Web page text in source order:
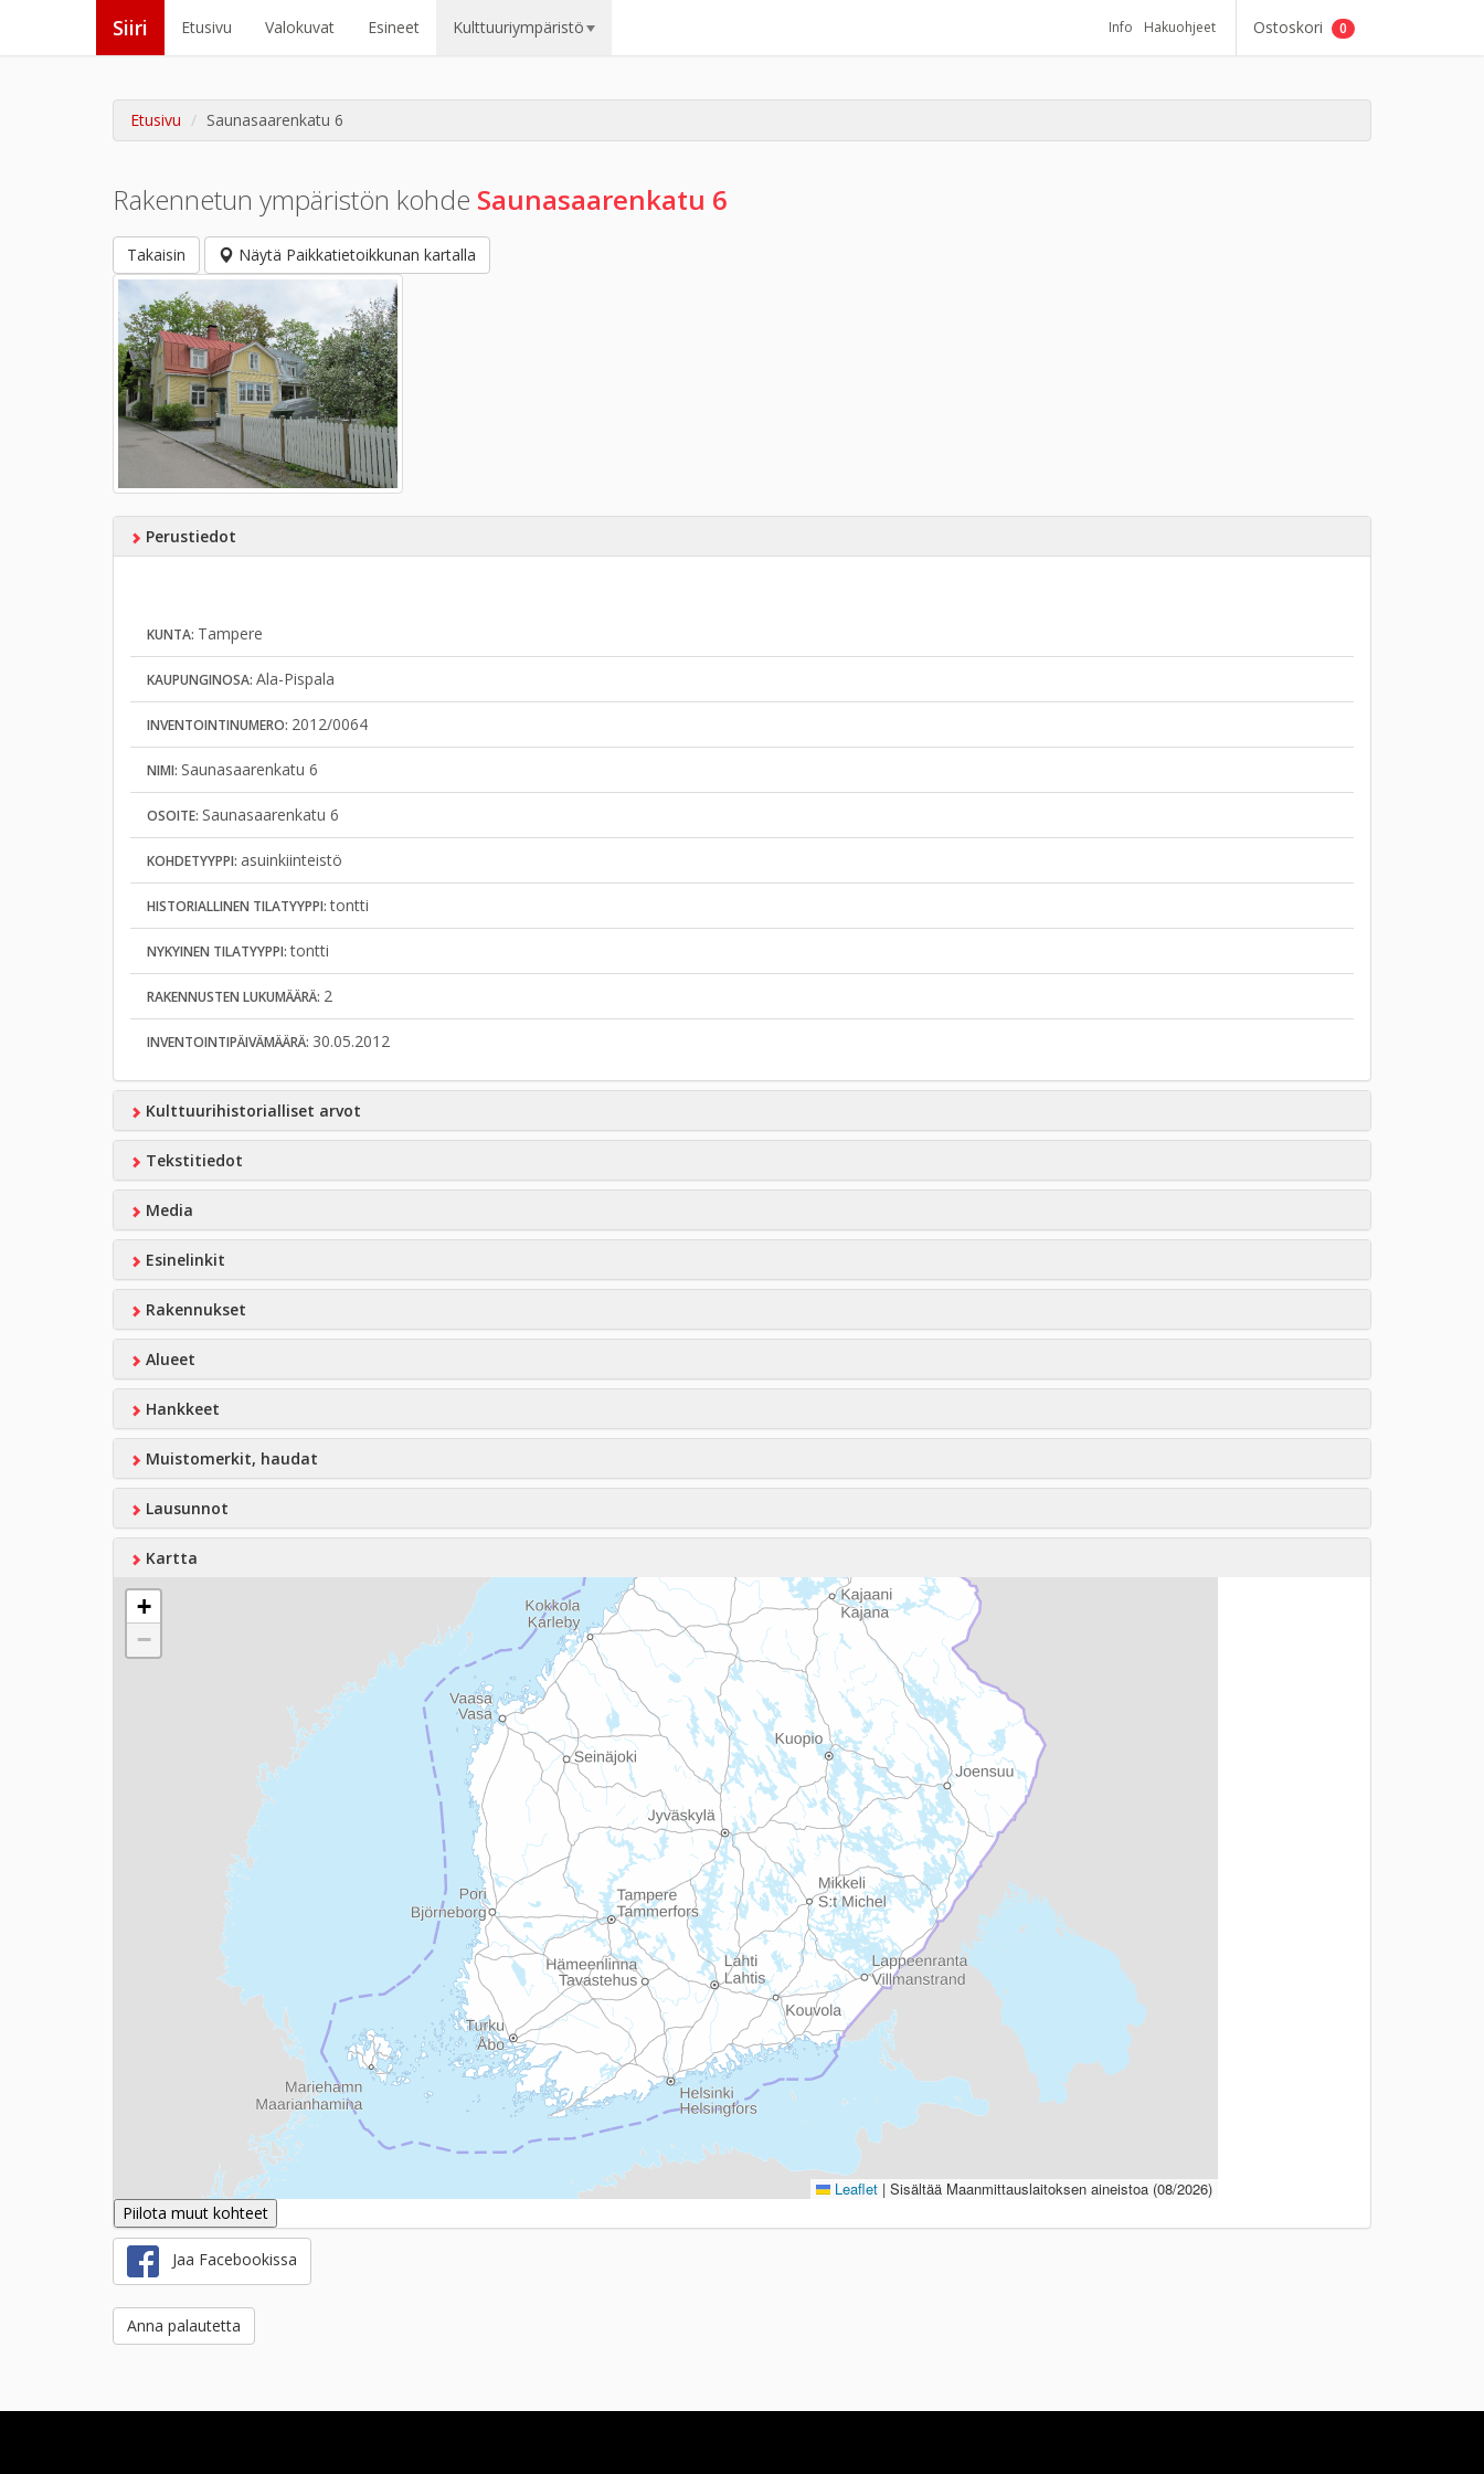
Siiri Etusivu Valokuvat Esineet Kulttuuriympäristö Info Hakuohjeet Ostoskori 0
Etusivu Saunasaarenkatu 6
Rakennetun ympäristön kohde Saunasaarenkatu 6
Takaisin Näytä Paikkatietoikkunan kartalla
Perustiedot
KUNTA: Tampere
KAUPUNGINOSA: Ala-Pispala
INVENTOINTINUMERO: 2012/0064
NIMI: Saunasaarenkatu 6
OSOITE: Saunasaarenkatu 6
KOHDETYYPPI: asuinkiinteistö
HISTORIALLINEN TILATYYPPI:tontti
NYKYINEN TILATYYPPI:tontti
RAKENNUSTEN LUKUMÄÄRÄ: 2
INVENTOINTIPÄIVÄMÄÄRÄ: 30.05.2012
Kulttuurihistorialliset arvot
Tekstitiedot
Media
Esinelinkit
Rakennukset
Alueet
Hankkeet
Muistomerkit, haudat
Lausunnot
Kartta
+
−
Leaflet | Sisältää Maanmittauslaitoksen aineistoa (08/2026)
Piilota muut kohteet
Jaa Facebookissa
Anna palautetta